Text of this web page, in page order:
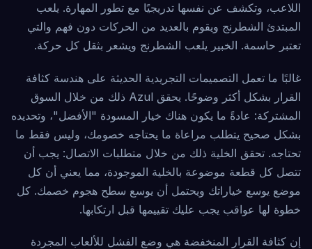
اللاعب، وتكشف عن نفسها تدريجيًا مع تطور المهارة. يلعب
المبتدئ الشطرنج ويقوم بالعديد من الحركات دون فهم والتي
تعتبر حاسمة. الخبير يلعب الشطرنج ويشعر بثقل كل حركة.
غالبًا ما تعمل التصميمات التجريدية الحديثة على هندسة كثافة
القرار بشكل أكثر وضوحًا. يحقق Azul ذلك من خلال السوق
المشتركة: عادةً ما يكون هناك خيار المسودة "الأفضل"، وتحديده
بشكل صحيح يتطلب مراعاة ما يحتاجه خصومك، وليس فقط ما
تحتاجه. تحقق الخلية ذلك من خلال متطلبات الاتصال: يجب أن
تتصل كل قطعة موضوعة بالخلية الموجودة، مما يعني أن كل
موضع يوسع خياراتك ويحتمل أن يوسع سطح هجوم خصمك. كل
خطوة لها عواقب يجب عليك تقييمها قبل ارتكابها.
إن كثافة القرار المنخفضة هي وضع الفشل للألعاب المجردة